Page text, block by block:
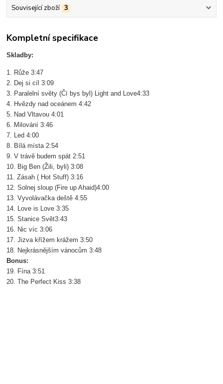
Související zboží 3
Kompletní specifikace
Skladby:
1. Růže 3:47
2. Dej si cíl 3:09
3. Paralelní světy (Čí bys byl) Light and Love4:33
4. Hvězdy nad oceánem 4:42
5. Nad Vltavou 4:01
6. Milování 3:46
7. Led 4:00
8. Bílá místa 2:54
9. V trávě budem spát 2:51
10. Big Ben (Žili, byli) 3:08
11. Zásah ( Hot Stuff) 3:16
12. Solnej sloup (Fire up Ahaid)4:00
13. Vyvolávačka deště 4:55
14. Love is Love 3:35
15. Stanice Svět3:43
16. Nic víc 3:06
17. Jizva křížem krážem 3:50
18. Nejkrásnějším vánocům 3:48
Bonus:
19. Fína 3:51
20. The Perfect Kiss 3:38